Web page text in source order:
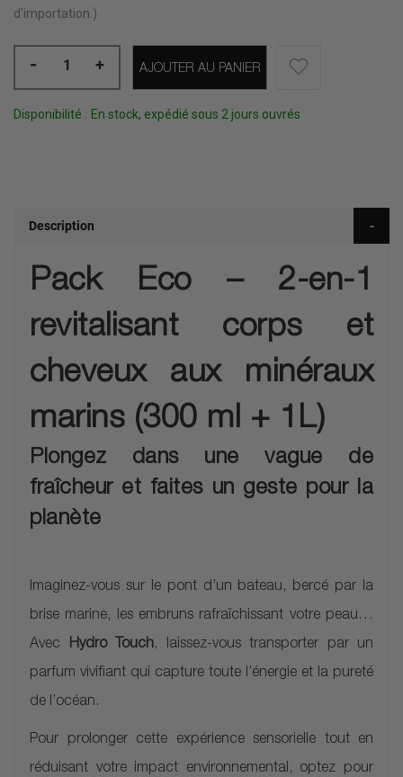
d'importation.)
- + AJOUTER AU PANIER
Disponibilité : En stock, expédié sous 2 jours ouvrés
Description
Pack Eco – 2-en-1
revitalisant corps et
cheveux aux minéraux
marins (300 ml + 1L)
Plongez dans une vague de
fraîcheur et faites un geste pour la
planète
Imaginez-vous sur le pont d’un bateau, bercé par la
brise marine, les embruns rafraîchissant votre peau…
Avec Hydro Touch, laissez-vous transporter par un
parfum vivifiant qui capture toute l’énergie et la pureté
de l’océan.
Pour prolonger cette expérience sensorielle tout en
réduisant votre impact environnemental, optez pour